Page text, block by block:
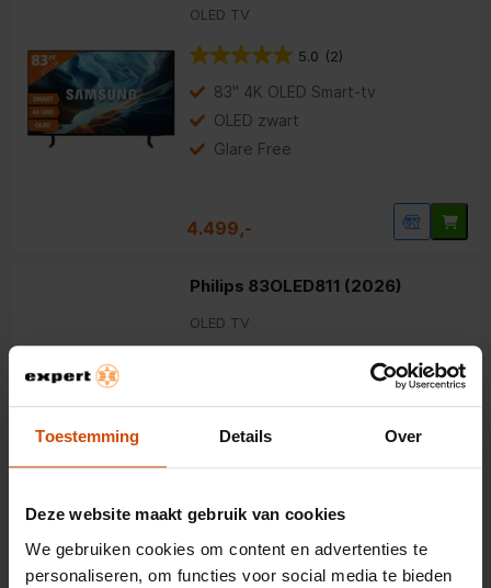
Toestemming Details Over
Deze website maakt gebruik van cookies
We gebruiken cookies om content en advertenties te
personaliseren, om functies voor social media te bieden
OLED TV
5.0 (2)
83" 4K OLED Smart-tv
OLED zwart
Glare Free
4.499,-
Philips 83OLED811 (2026)
OLED TV
Zeer hoge helderheid